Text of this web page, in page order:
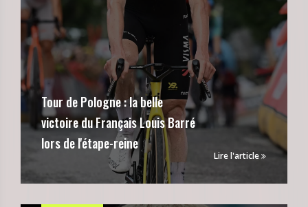
Tour de Pologne : la belle
victoire du Français Louis Barré
lors de l'étape-reine
Lire l'article